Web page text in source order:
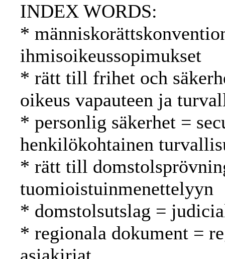
INDEX WORDS:
*
ihmisoikeussopimukset
* rätt till frihet och
oikeus vapauteen ja
* personlig säkerhet =
henkilökohtainen
* rätt till
tuomioistuinmenettelyyn
* domstolsutslag =
* regionala dokument =